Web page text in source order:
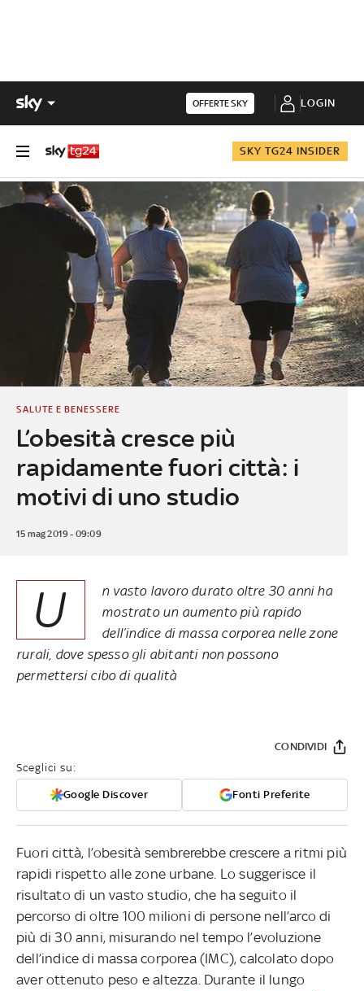
OFFERTE SKY LOGIN
SKY TG24 INSIDER
L’obesità cresce più
rapidamente fuori città: i
motivi di uno studio
SALUTE E BENESSERE
15 mag 2019 - 09:09
U
n vasto lavoro durato oltre 30 anni ha
mostrato un aumento più rapido
dell’indice di massa corporea nelle zone
rurali, dove spesso gli abitanti non possono
permettersi cibo di qualità
Sceglici su:
Google Discover Fonti Preferite
CONDIVIDI
Fuori città, l’obesità sembrerebbe crescere a ritmi più
rapidi rispetto alle zone urbane. Lo suggerisce il
risultato di un vasto studio, che ha seguito il
percorso di oltre 100 milioni di persone nell’arco di
più di 30 anni, misurando nel tempo l’evoluzione
dell’indice di massa corporea (IMC), calcolato dopo
aver ottenuto peso e altezza. Durante il lungo